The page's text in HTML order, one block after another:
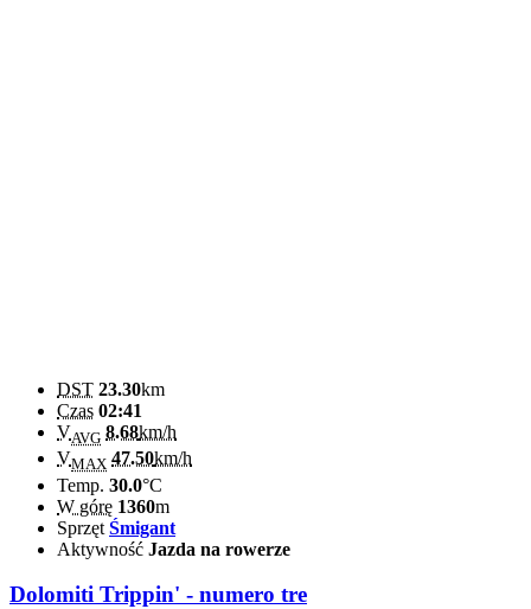
DST 23.30km
Czas 02:41
VAVG 8.68km/h
VMAX 47.50km/h
Temp. 30.0°C
W górę 1360m
Sprzęt Śmigant
Aktywność Jazda na rowerze
Dolomiti Trippin' - numero tre